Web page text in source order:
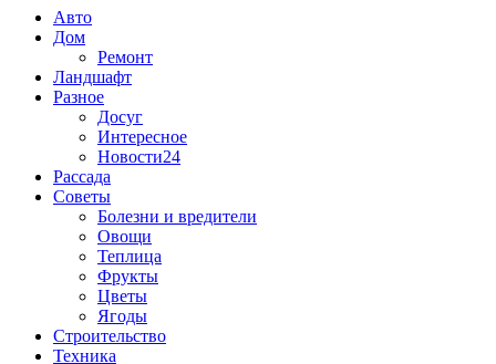
Авто
Дом
Ремонт
Ландшафт
Разное
Досуг
Интересное
Новости24
Рассада
Советы
Болезни и вредители
Овощи
Теплица
Фрукты
Цветы
Ягоды
Строительство
Техника